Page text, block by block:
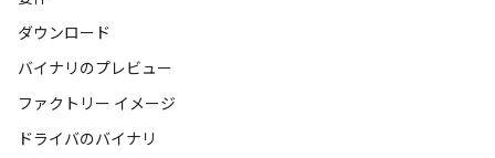
ダウンロード
バイナリのプレビュー
ファクトリー イメージ
ドライバのバイナリ